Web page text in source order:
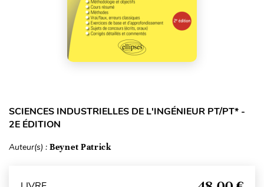
SCIENCES INDUSTRIELLES DE L'INGÉNIEUR PT/PT* -
2E ÉDITION
Auteur(s) : Beynet Patrick